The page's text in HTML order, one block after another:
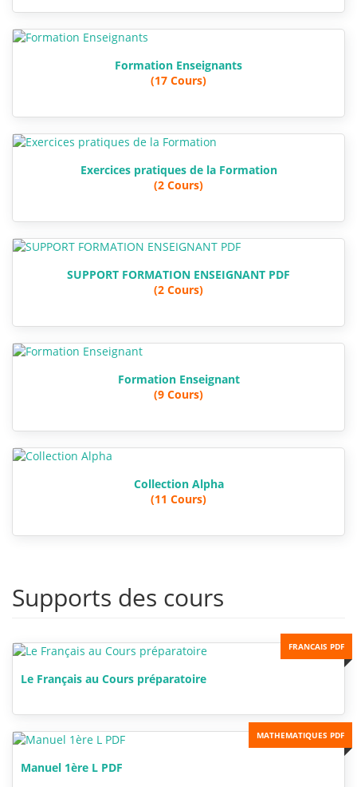
Formation Enseignants
(17 Cours)
Exercices pratiques de la Formation
(2 Cours)
SUPPORT FORMATION ENSEIGNANT PDF
(2 Cours)
Formation Enseignant
(9 Cours)
Collection Alpha
(11 Cours)
Supports des cours
FRANCAIS PDF
Le Français au Cours préparatoire
MATHEMATIQUES PDF
Manuel 1ère L PDF